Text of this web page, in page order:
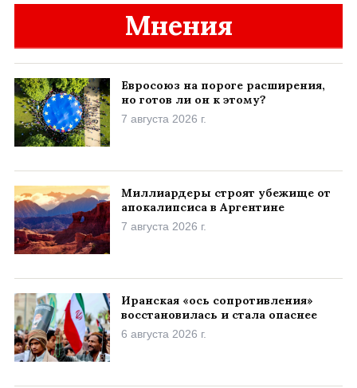
Мнения
Евросоюз на пороге расширения,
но готов ли он к этому?
7 августа 2026 г.
Миллиардеры строят убежище от
апокалипсиса в Аргентине
7 августа 2026 г.
Иранская «ось сопротивления»
восстановилась и стала опаснее
6 августа 2026 г.